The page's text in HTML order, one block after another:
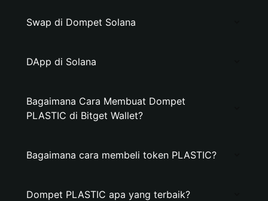
Swap di Dompet Solana
DApp di Solana
Bagaimana Cara Membuat Dompet
PLASTIC di Bitget Wallet?
Bagaimana cara membeli token PLASTIC?
Dompet PLASTIC apa yang terbaik?